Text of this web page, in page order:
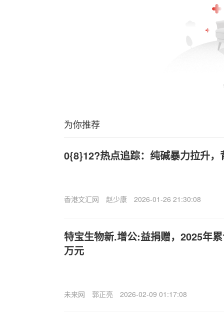
为你推荐
0{8}12?热点追踪：纯碱暴力拉升，
香港文汇网 赵少康 2026-01-26 21:30:08
特宝生物新.增公:益捐赠，2025年
万元
未来网 郭正亮 2026-02-09 01:17:08